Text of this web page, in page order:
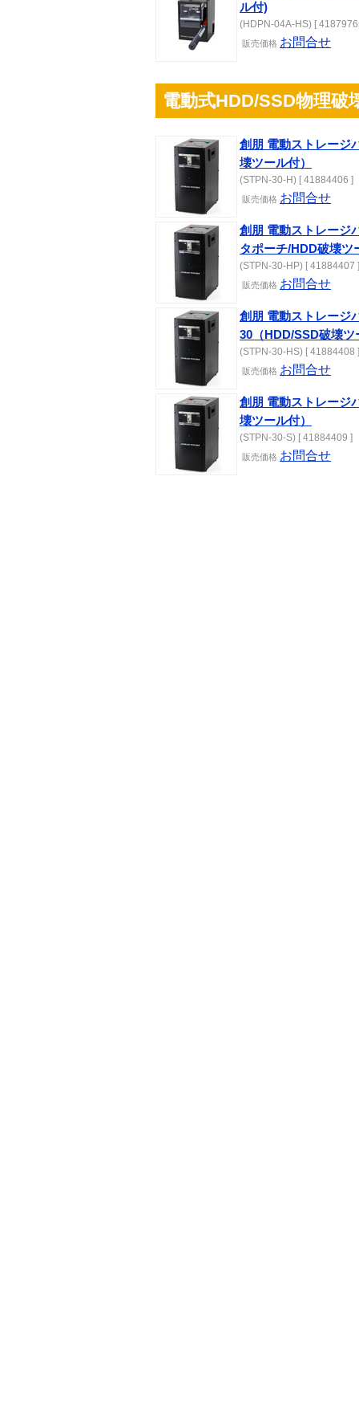
ル付)
(HDPN-04A-HS) [
販売価格 お問合せ
電動式HDD/SSD物理破
創朋 電動ストレージ
壊ツール付）
(STPN-30-H) [ 41884406 ]
販売価格 お問合せ
創朋 電動ストレージ
タポーチ/HDD破壊ツ
(STPN-30-HP) [ 41884407 ]
販売価格 お問合せ
創朋 電動ストレージ
30（HDD/SSD破壊ツ
(STPN-30-HS) [ 41884408 ]
販売価格 お問合せ
創朋 電動ストレージ
壊ツール付）
(STPN-30-S) [ 41884409 ]
販売価格 お問合せ